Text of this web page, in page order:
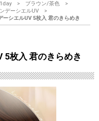
ブラウン/茶色
デーシエルUV
ーシエルUV 5枚入 君のきらめき
5枚入 君のきらめき